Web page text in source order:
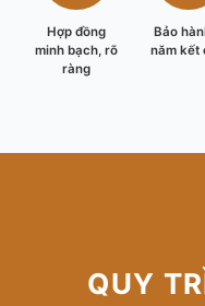
Hợp đồng
minh bạch, rõ
ràng
Bảo
năm kết
QUY